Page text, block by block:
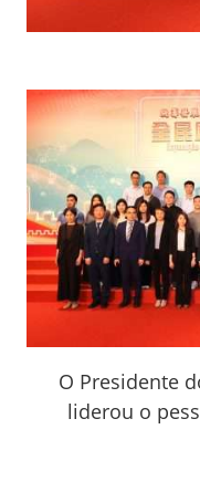
O Presidente
liderou o